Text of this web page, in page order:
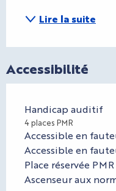
Lire la suite
Accessibilité
Handicap auditif
4 places PMR
Accessible en
Accessible en
Place réservée PMR
Ascenseur aux